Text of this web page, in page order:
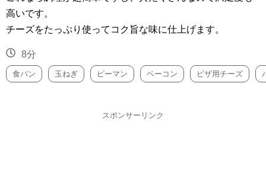
高いです。
チーズをたっぷり使ってコク旨な味に仕上げます。
8分
食パン 玉ねぎ ピーマン ベーコン ピザ用チーズ
スポンサーリンク